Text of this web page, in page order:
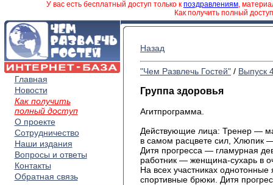
У вас есть бесплатный доступ только к поздравлениям,
Как получить полный
Главная
Новости
Как получить
полный доступ
О проекте
Сотрудничество
Наши издания
Вопросы и ответы
Контакты
Обратная связь
Назад
"Чем Развлечь Гостей" / Выпуск
Группа здоровья
Агитпрограмма.
Действующие лица: Тренер —
в самом расцвете сил,
Дитя прогресса — гламурная
работник — женщина-сухарь в
На всех участниках
спортивные брюки. Дитя